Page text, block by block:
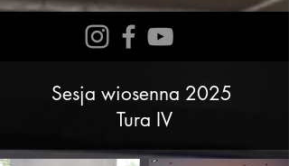
Sesja wiosenna 2025
Tura IV